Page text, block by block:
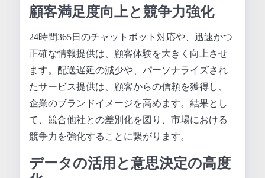
顧客満足度向上と競争力強化
24時間365日のチャットボット対応や、迅速かつ
正確な情報提供は、顧客体験を大きく向上させ
ます。配送遅延の減少や、パーソナライズされ
たサービス提供は、顧客からの信頼を獲得し、
企業のブランドイメージを高めます。結果とし
て、競合他社との差別化を図り、市場における
競争力を強化することに繋がります。
データの活用と意思決定の高度